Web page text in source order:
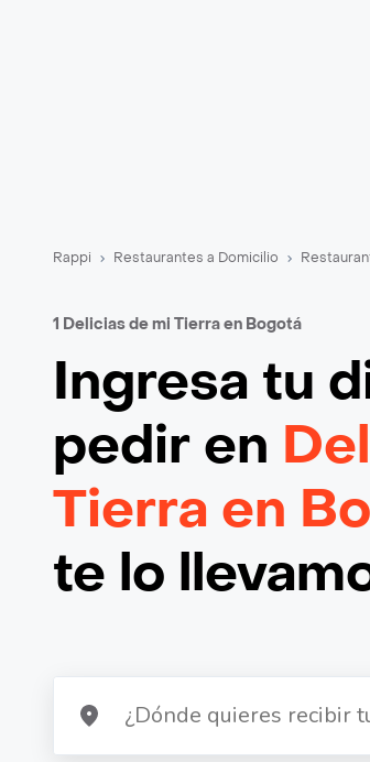
Rappi Restaurantes a Domicilio
1 Delicias de mi Tierra en Bogotá
Ingresa tu
pedir en
Tierra en
te lo